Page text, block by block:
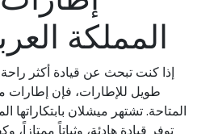
المملكة
إذا كنت تبحث عن قيادة أكثر
طويل للإطارات، فإن إطارات
المتاحة. تشتهر ميشلان بابتكاراتها
توفر قيادة هادئة، وثباتاً ممتازاً،